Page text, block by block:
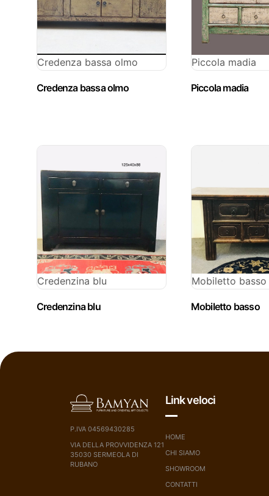
Credenza bassa olmo
Credenza bassa olmo
Piccola madia
Piccola madia
Credenzina blu
Credenzina blu
Mobiletto basso
Mobiletto basso
P.IVA 04569430285
VIA DELLA PROVVIDENZA 121
35030 SERMEOLA DI
RUBANO
Link veloci
HOME
CHI SIAMO
SHOWROOM
CONTATTI